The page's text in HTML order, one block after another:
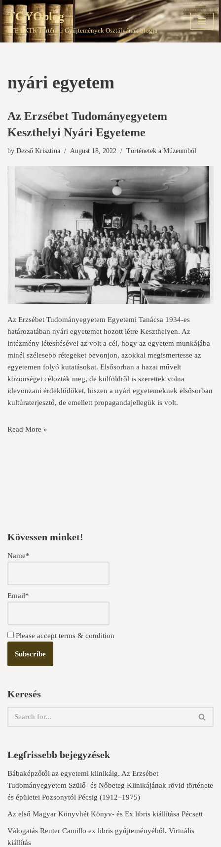
Skip
to
TGYOblog
PTE EKTK Történeti Gyűjtemények Osztályának blogja
nyári egyetem
Az Erzsébet Tudományegyetem
Keszthelyi Nyári Egyeteme
by Dezső Krisztina August 18, 2022 Történetek a Múzeumból
Az Erzsébet Tudományegyetem Egyetemi Tanácsa 1934-es
határozatában nyári egyetemet hozott létre Keszthelyen. Az
intézmény létesítésével az volt a cél, hogy az egyetem munkájába
minél szélesebb rétegeket bevonjon, azokkal megismertesse az
egyetemen folyó kutatásokat. Elsősorban a hazai művelt
közönséget célozták meg, de külföldről is szerettek volna
idevonzani érdeklődőket, hiszen a nyári egyetemeknek elsősorban
kultúraterjesztő, de emellett propagandajellegük is volt.
Read More »
Kövessen minket!
Name*
Email*
Please accept terms & condition
Keresés
Legfrissebb bejegyzések
Bábaképzőtől az egyetemi klinikáig. Az Erzsébet
Tudományegyetem Szülő- és Nőbeteg Klinikájának rövid története
és épületei Pozsonytól Pécsig (1912–1975)
Az első Magyar Könyvhét Könyv- és Ex libris kiállítása Pécsett
Válogatás Reuter Camillo ex libris gyűjteményéből. Virtuális
kiállítás